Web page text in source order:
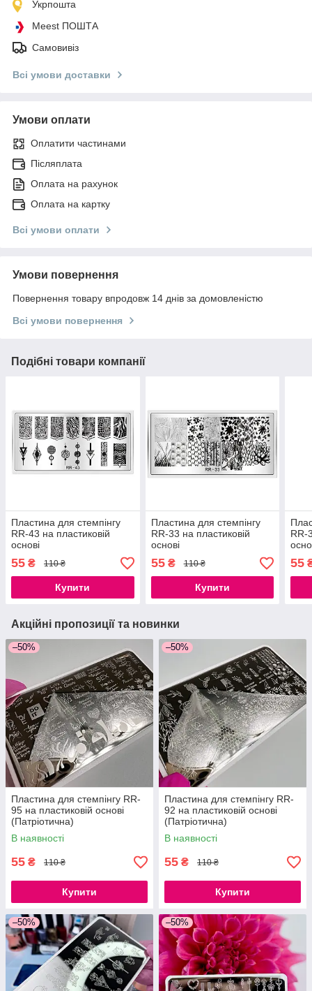
Укрпошта
Meest ПОШТА
Самовивіз
Всі умови доставки
Умови оплати
Оплатити частинами
Післяплата
Оплата на рахунок
Оплата на картку
Всі умови оплати
Умови повернення
Повернення товару впродовж 14 днів за домовленістю
Всі умови повернення
Подібні товари компанії
Пластина для стемпінгу
RR-43 на пластиковій
основі
55 ₴ 110 ₴
Купити
Пластина для стемпінгу
RR-33 на пластиковій
основі
55₴ 110 ₴
Купити
RR-
55
Акційні пропозиції та новинки
–50%
Пластина для стемпінгу RR-
95 на пластиковій основі
(Патріотична)
В наявності
55 ₴ 110 ₴
Купити
–50%
Пластина для стемпінгу RR-
92 на пластиковій основі
(Патріотична)
В наявності
55 ₴ 110 ₴
Купити
–50% –50%